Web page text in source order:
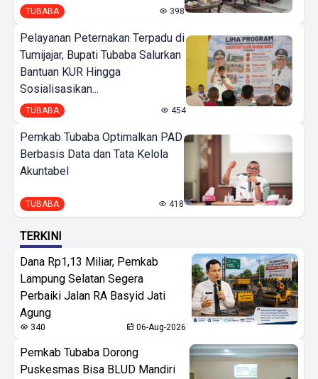
TUBABA 398
Pelayanan Peternakan Terpadu di
Tumijajar, Bupati Tubaba Salurkan
Bantuan KUR Hingga
Sosialisasikan...
TUBABA 454
Pemkab Tubaba Optimalkan PAD
Berbasis Data dan Tata Kelola
Akuntabel
TUBABA 418
TERKINI
Dana Rp1,13 Miliar, Pemkab
Lampung Selatan Segera
Perbaiki Jalan RA Basyid Jati
Agung
340 06-Aug-2026
Pemkab Tubaba Dorong
Puskesmas Bisa BLUD Mandiri